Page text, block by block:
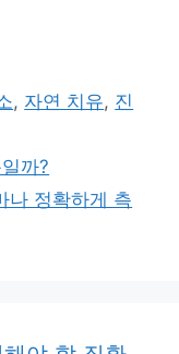
, 자연 치유, 진
까?
나 정확하게 측